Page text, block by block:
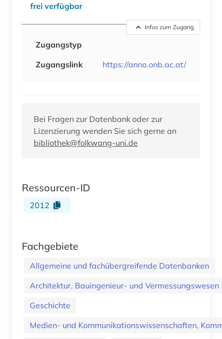
frei verfügbar
Infos zum Zugang
Zugangstyp
Zugangslink
https://anno.onb.ac.at/
Bei Fragen zur Datenbank oder zur
Lizenzierung wenden Sie sich gerne an
bibliothek@folkwang-uni.de
Ressourcen-ID
2012
Fachgebiete
Allgemeine und fachübergreifende Datenbanken
Architektur, Bauingenieur- und Vermessungswesen
Geschichte
Medien- und Kommunikationswissenschaften,